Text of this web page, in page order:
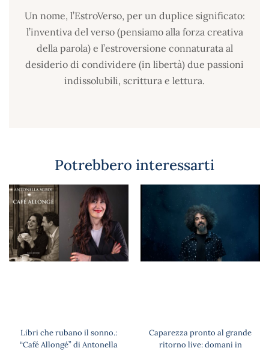
Un nome, l’EstroVerso, per un duplice significato:
l’inventiva del verso (pensiamo alla forza creativa
della parola) e l’estroversione connaturata al
desiderio di condividere (in libertà) due passioni
indissolubili, scrittura e lettura.
Potrebbero interessarti
Libri che rubano il sonno.:
“Café Allongé” di Antonella
Caparezza pronto al grande
ritorno live: domani in